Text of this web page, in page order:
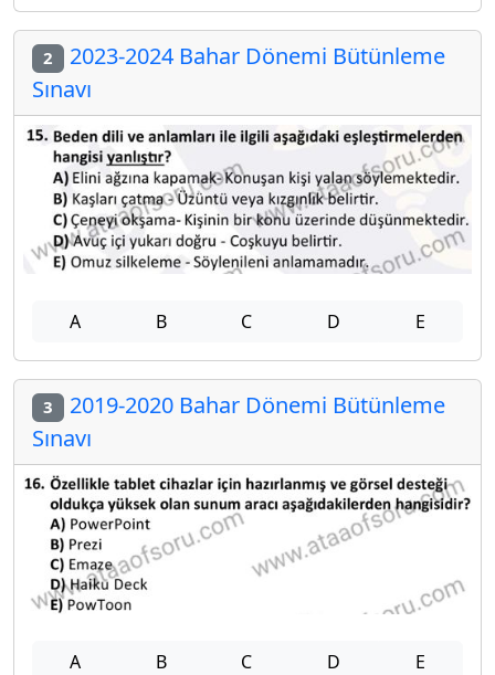
2 2023-2024 Bahar Dönemi Bütünleme
Sınavı
A B C D E
3 2019-2020 Bahar Dönemi Bütünleme
Sınavı
A B C D E